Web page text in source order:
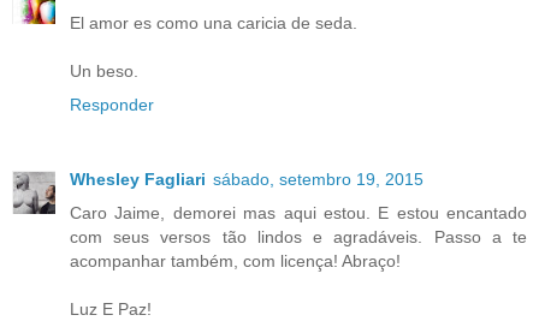
El amor es como una caricia de seda.
Un beso.
Responder
Whesley Fagliari sábado, setembro 19, 2015
Caro Jaime, demorei mas aqui estou. E estou encantado
com seus versos tão lindos e agradáveis. Passo a te
acompanhar também, com licença! Abraço!
Luz E Paz!